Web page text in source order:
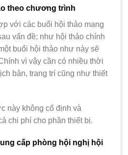
theo chương trình
với các buổi hội thảo mang
vấn đề; như hội thảo chính
buổi hội thảo như này sẽ
vì vậy cần có nhiều thời
bản, trang trí cũng như thiết
này không cố định và
chi phí cho phần thiết bị.
cấp phòng hội nghị hội